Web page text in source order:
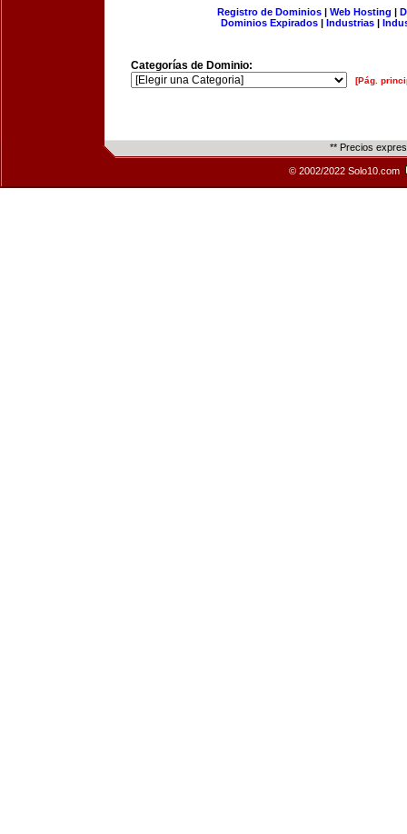
Registro de Dominios| Web Hosting |
Dominios Expirados | Industrias |
Categorías de Dominio:
[Pág.
** Precios
© 2002/2022 Solo10.com